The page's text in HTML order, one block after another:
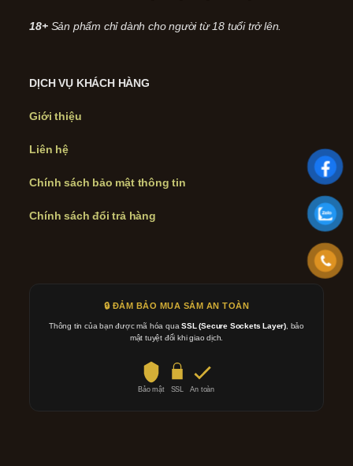
18+ Sản phẩm chỉ dành cho người từ 18 tuổi trở lên.
DỊCH VỤ KHÁCH HÀNG
Giới thiệu
Liên hệ
Chính sách bảo mật thông tin
Chính sách đổi trả hàng
🔒 ĐẢM BẢO MUA SẮM AN TOÀN
Thông tin của bạn được mã hóa quaSSL (Secure Sockets Layer) , bảo
mật tuyệt đối khi giao dịch.
Bảo mật SSL An toàn